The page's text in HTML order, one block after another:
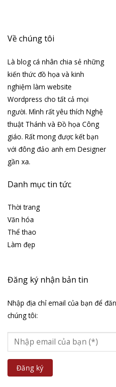
Về chúng tôi
Là blog cá nhân chia sẻ những
kiến thức đồ họa và kinh
nghiệm làm website
Wordpress cho tất cả mọi
người. Mình rất yêu thích Nghệ
thuật Thánh và Đồ họa Công
giáo. Rất mong được kết bạn
với đông đảo anh em Designer
gần xa.
Danh mục tin tức
Thời trang
Văn hóa
Thể thao
Làm đẹp
Đăng ký nhận bản tin
Nhập địa chỉ email của bạn để
chúng tôi: